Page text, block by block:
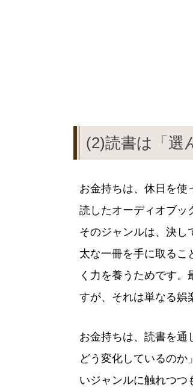
(2)読書は「選
お金持ちは、休日を使
読したオーディオブッ
そのジャンルは、決し
太な一冊を手に取るこ
く力を養うためです
すが、それは単なる娯
お金持ちは、読書を通
どう変化しているのか
いジャンルに触れつつ